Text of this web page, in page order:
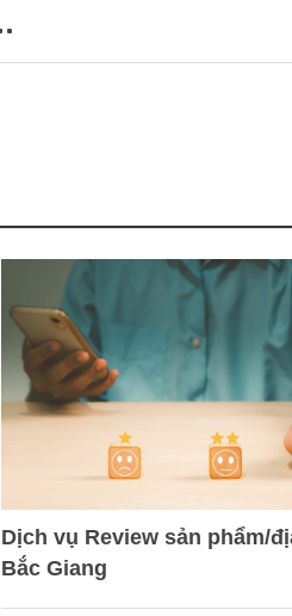
Dịch vụ Review sản phẩm/
Bắc Giang